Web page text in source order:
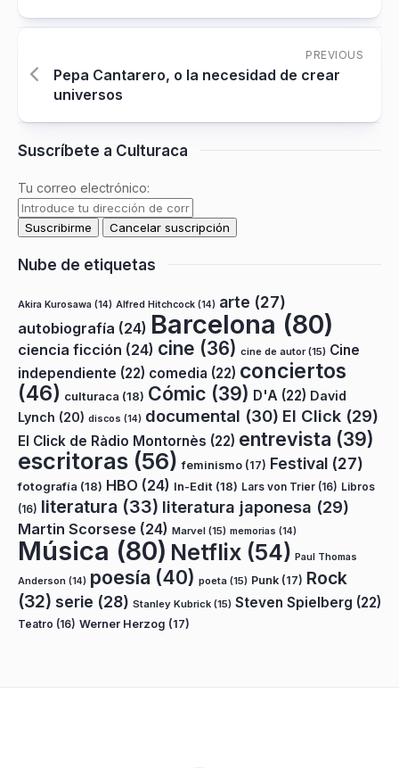
PREVIOUS
Pepa Cantarero, o la necesidad de crear
universos
Suscríbete a Culturaca
Tu correo electrónico:
Nube de etiquetas
Akira Kurosawa (14) Alfred Hitchcock (14) arte (27)
autobiografía (24) Barcelona (80)
ciencia ficción (24) cine (36) cine de autor(15) Cine
independiente (22) comedia (22) conciertos
(46) culturaca (18) Cómic (39) D'A (22) David
Lynch (20) discos (14) documental (30) El Click (29)
El Click de Ràdio Montornès (22) entrevista (39)
escritoras (56) feminismo (17) Festival (27)
fotografía (18) HBO (24) In-Edit (18) Lars von Trier (16) Libros
(16) literatura (33) literatura japonesa (29)
Martin Scorsese (24) Marvel (15) memorias (14)
Música (80) Netflix (54) Paul Thomas
Anderson (14) poesía (40) poeta (15) Punk (17) Rock
(32) serie (28) Stanley Kubrick (15) Steven Spielberg (22)
Teatro (16) Werner Herzog (17)